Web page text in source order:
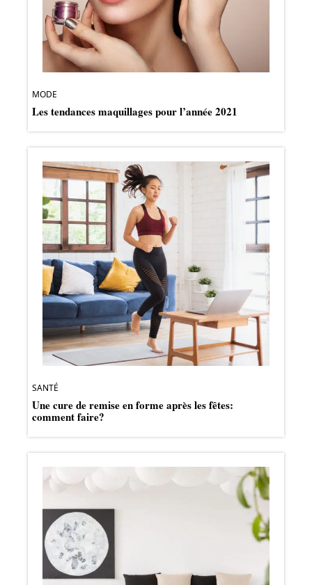
MODE
Les tendances maquillages pour l’année 2021
SANTÉ
Une cure de remise en forme après les fêtes:
comment faire?